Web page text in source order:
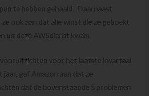
te hebben gehaald. .Daarnaast
ze ook aan dat alle winst die ze geboekt
uit deze AWSdienst kwam.
vooruitzichten voor het laatste kwartaal
jaar, gaf Amazon aan dat ze
dat de bovenstaande 5 problemen